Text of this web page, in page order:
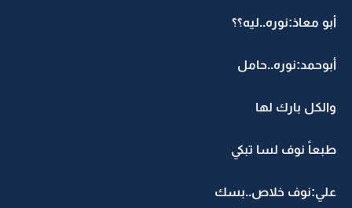
أبو معاذ:نوره..ليه؟؟
أبوحمد:نوره..حامل
والكل بارك لها
طبعاً نوف لسا تبكي
علي:نوف خلاص..بسك